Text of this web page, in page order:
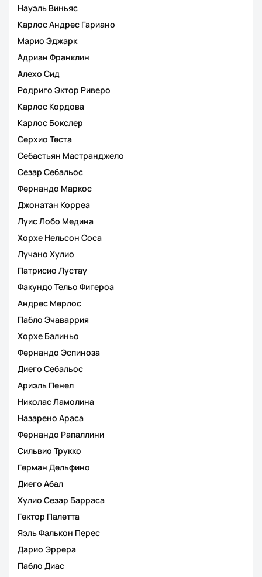
Науэль Виньяс
Карлос Андрес Гариано
Марио Эджарк
Адриан Франклин
Алехо Сид
Родриго Эктор Риверо
Карлос Кордова
Карлос Бокслер
Серхио Теста
Себастьян Мастранджело
Сезар Себальос
Фернандо Маркос
Джонатан Корреа
Луис Лобо Медина
Хорхе Нельсон Соса
Лучано Хулио
Патрисио Лустау
Факундо Тельо Фигероа
Андрес Мерлос
Пабло Эчаваррия
Хорхе Балиньо
Фернандо Эспиноза
Диего Себальос
Ариэль Пенел
Николас Ламолина
Назарено Араса
Фернандо Рапаллини
Сильвио Трукко
Герман Дельфино
Диего Абал
Хулио Сезар Барраса
Гектор Палетта
Яэль Фалькон Перес
Дарио Эррера
Пабло Диас